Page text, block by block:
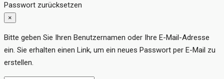
Passwort zurücksetzen
×
Bitte geben Sie Ihren Benutzernamen oder Ihre E-Mail-Adresse
ein. Sie erhalten einen Link, um ein neues Passwort per E-Mail zu
erstellen.